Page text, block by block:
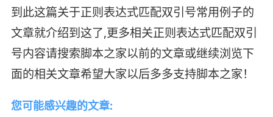
到此这篇关于正则表达式匹配双引号常用例子的
文章就介绍到这了,更多相关正则表达式匹配双引
号内容请搜索脚本之家以前的文章或继续浏览下
面的相关文章希望大家以后多多支持脚本之家！
您可能感兴趣的文章: